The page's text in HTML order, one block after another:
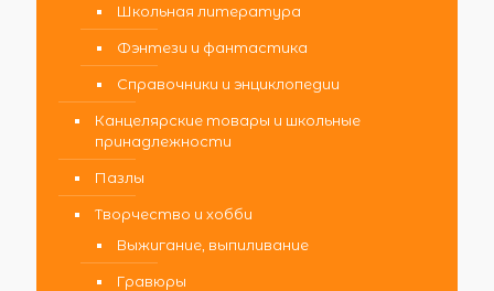
Школьная литература
Фэнтези и фантастика
Справочники и энциклопедии
Канцелярские товары и школьные
принадлежности
Пазлы
Творчество и хобби
Выжигание, выпиливание
Гравюры